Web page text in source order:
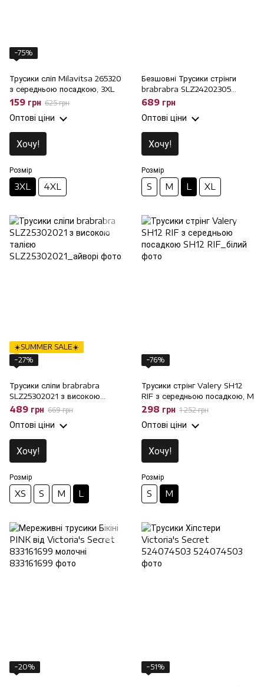
−75%
Трусики сліп Milavitsa 265320
з середньою посадкою, 3XL
159 грн 625 грн
Оптові ціни
Хочу!
Розмір
3XL 4XL
Безшовні Трусики стрінги
brabrabra SLZ24202305
айворі, L
689 грн
Оптові ціни
Хочу!
Розмір
S M L XL
☀️SUMMER SALE☀️
−27%
Трусики сліпи brabrabra
SLZ25302021 з високою
талією, L
489 грн 669 грн
Оптові ціни
Хочу!
Розмір
XS S M L
−76%
Трусики стрінг Valery SH12
RIF з середньою посадкою, M
298 грн 1 252 грн
Оптові ціни
Хочу!
Розмір
S M
−20% −51%